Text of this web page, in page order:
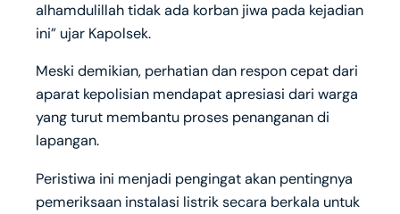
alhamdulillah tidak ada korban jiwa pada kejadian
ini” ujar Kapolsek.
Meski demikian, perhatian dan respon cepat dari
aparat kepolisian mendapat apresiasi dari warga
yang turut membantu proses penanganan di
lapangan.
Peristiwa ini menjadi pengingat akan pentingnya
pemeriksaan instalasi listrik secara berkala untuk